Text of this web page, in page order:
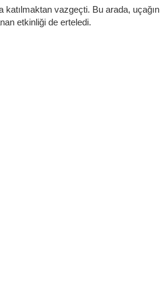
katılmaktan vazgeçti. Bu arada, uçağın
etkinliği de erteledi.